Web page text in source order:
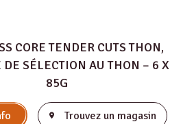
CORE TENDER CUTS THON,
SÉLECTION AU THON – 6 X
85G
Trouvez un magasin